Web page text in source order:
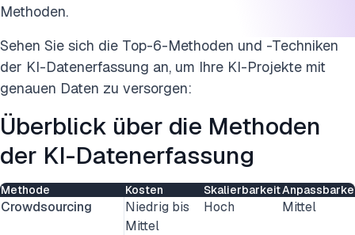
Methoden.
Sehen Sie sich die Top-6-Methoden und -Techniken
der KI-Datenerfassung an, um Ihre KI-Projekte mit
genauen Daten zu versorgen:
Überblick über die Methoden
der KI-Datenerfassung
Methode Kosten Skalierbarkeit
Crowdsourcing
Niedrig bis
Mittel
Hoch Mittel